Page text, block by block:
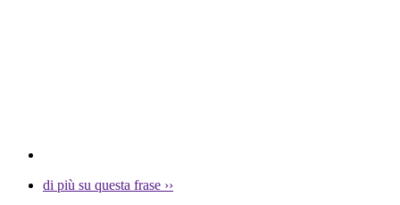
di più su questa frase ››